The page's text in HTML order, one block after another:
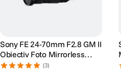
Sony FE 24-70mm F2.8 GM II
Obiectiv Foto Mirrorless
Montura Sony E
(3)